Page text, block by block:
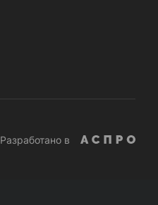
Разработано в